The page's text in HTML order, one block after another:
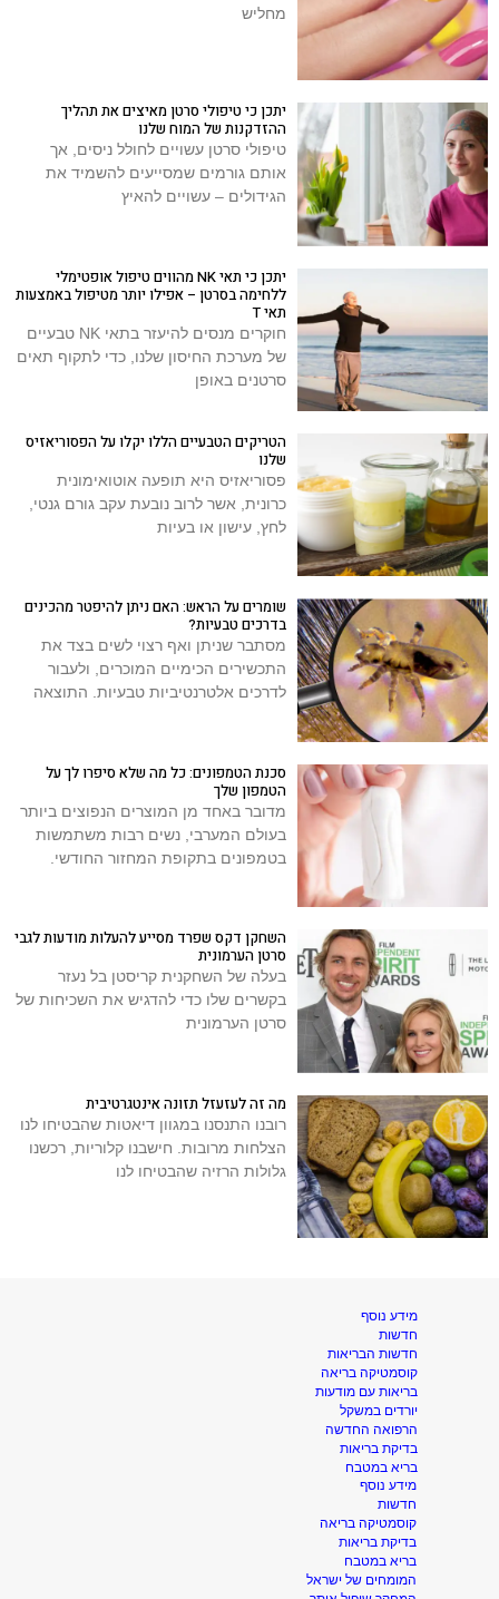
מחליש
יתכן כי טיפולי סרטן מאיצים את תהליך
ההזדקנות של המוח שלנו
טיפולי סרטן עשויים לחולל ניסים, אך
אותם גורמים שמסייעים להשמיד את
הגידולים – עשויים להאיץ
יתכן כי תאי NK מהווים טיפול אופטימלי
ללחימה בסרטן – אפילו יותר מטיפול באמצעות
תאי T
חוקרים מנסים להיעזר בתאי NK טבעיים
של מערכת החיסון שלנו, כדי לתקוף תאים
סרטנים באופן
הטריקים הטבעיים הללו יקלו על הפסוריאזיס
שלנו
פסוריאזיס היא תופעה אוטואימונית
כרונית, אשר לרוב נובעת עקב גורם גנטי,
לחץ, עישון או בעיות
שומרים על הראש: האם ניתן להיפטר מהכינים
בדרכים טבעיות?
מסתבר שניתן ואף רצוי לשים בצד את
התכשירים הכימיים המוכרים, ולעבור
לדרכים אלטרנטיביות טבעיות. התוצאה
סכנת הטמפונים: כל מה שלא סיפרו לך על
הטמפון שלך
מדובר באחד מן המוצרים הנפוצים ביותר
בעולם המערבי, נשים רבות משתמשות
בטמפונים בתקופת המחזור החודשי.
השחקן דקס שפרד מסייע להעלות מודעות לגבי
סרטן הערמונית
בעלה של השחקנית קריסטן בל נעזר
בקשרים שלו כדי להדגיש את השכיחות של
סרטן הערמונית
מה זה לעזעזל תזונה אינטגרטיבית
רובנו התנסנו במגוון דיאטות שהבטיחו לנו
הצלחות מרובות. חישבנו קלוריות, רכשנו
גלולות הרזיה שהבטיחו לנו
מידע נוסף
חדשות
חדשות הבריאות
קוסמטיקה בריאה
בריאות עם מודעות
יורדים במשקל
הרפואה החדשה
בדיקת בריאות
בריא במטבח
מידע נוסף
חדשות
קוסמטיקה בריאה
בדיקת בריאות
בריא במטבח
המומחים של ישראל